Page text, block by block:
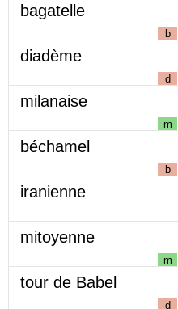
bagatelle
b
diadème
d
milanaise
m
béchamel
b
iranienne
mitoyenne
m
tour de Babel
d